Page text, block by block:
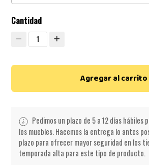
Cantidad
1
Agregar al carrito
Pedimos un plazo de 5 a 12 días
los muebles. Hacemos la entrega lo antes
plazo para ofrecer mayor seguridad en los
temporada alta para este tipo de producto.